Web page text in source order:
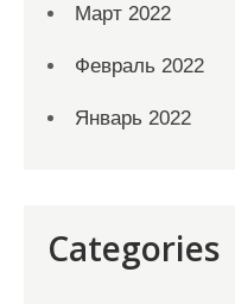
Март 2022
Февраль 2022
Январь 2022
Categories